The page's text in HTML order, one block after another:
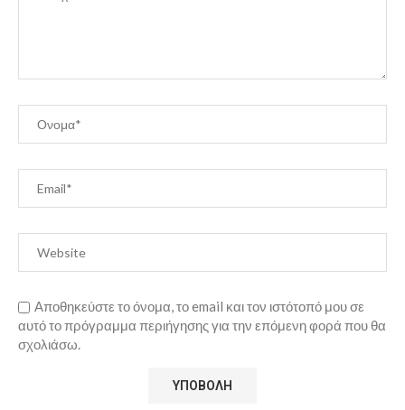
Αποθηκεύστε το όνομα, το email και τον ιστότοπό μου σε
αυτό το πρόγραμμα περιήγησης για την επόμενη φορά που θα
σχολιάσω.